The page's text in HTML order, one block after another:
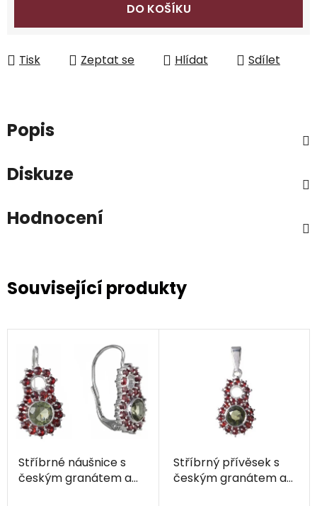
DO KOŠÍKU
Tisk Zeptat se Hlídat Sdílet
Popis
Diskuze
Hodnocení
Související produkty
Stříbrné náušnice s
českým granátem a
Stříbrný přívěsek s
českým granátem a